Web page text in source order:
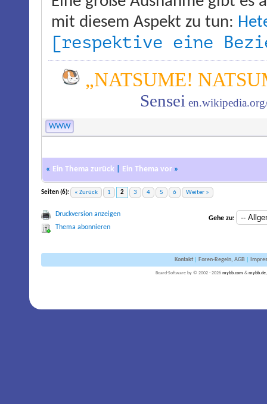
mit diesem Aspekt zu tun:
[respektive eine
„NATSUME!
Sensei
WWW
« Ein Thema zurück Ein Thema vor »
Seiten (6): « Zurück 1 2 3 4 5 6 Weiter »
Druckversion anzeigen
Thema abonnieren
Gehe zu:
Kontakt| Foren-Regeln, AGB|
Board-Software by © 2002 - 2026 mybb.com & mybb.de